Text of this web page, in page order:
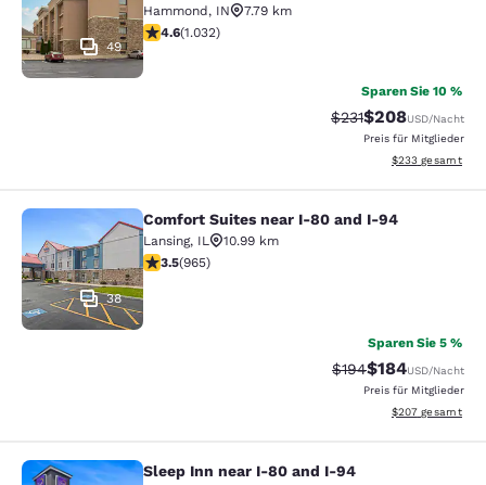
49
Hammond, IN
7.79 km
4.56-Sterne-Bewertung. Hervorragend. 1032
4.6(1.032)
Sparen Sie 10 %
Durchgestrichener
$231Vergünstigter
$208USD/Nacht
Preis für Mitglieder
Geschätzte
$233 gesamt
Comfort Suites near I-80 and I-94
38
Comfort Suites near I-80 and I-94
Lansing, IL
10.99 km
3.5-Sterne-Bewertung. Gut. 965 Bewertungen
3.5(965)
Sparen Sie 5 %
Durchgestrichener
$194Vergünstigter
$184USD/Nacht
Preis für Mitglieder
Geschätzte
$207 gesamt
Sleep Inn near I-80 and I-94
Sleep Inn near I-80 and I-94